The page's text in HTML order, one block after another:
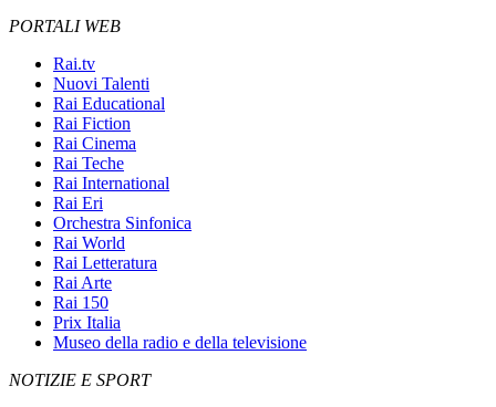
PORTALI WEB
Rai.tv
Nuovi Talenti
Rai Educational
Rai Fiction
Rai Cinema
Rai Teche
Rai International
Rai Eri
Orchestra Sinfonica
Rai World
Rai Letteratura
Rai Arte
Rai 150
Prix Italia
Museo della radio e della televisione
NOTIZIE E SPORT